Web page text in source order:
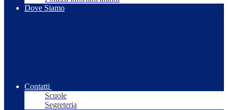
Dove Siamo
Contatti
Scuole
Segreteria